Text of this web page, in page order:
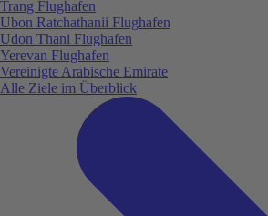
Trang Flughafen
Ubon Ratchathanii Flughafen
Udon Thani Flughafen
Yerevan Flughafen
Vereinigte Arabische Emirate
Alle Ziele im Überblick